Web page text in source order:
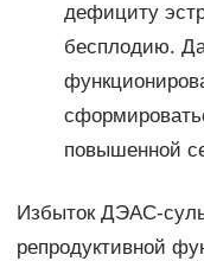
дефициту
бесплодию.
повышенной
Избыток ДЭАС-
репродуктивной